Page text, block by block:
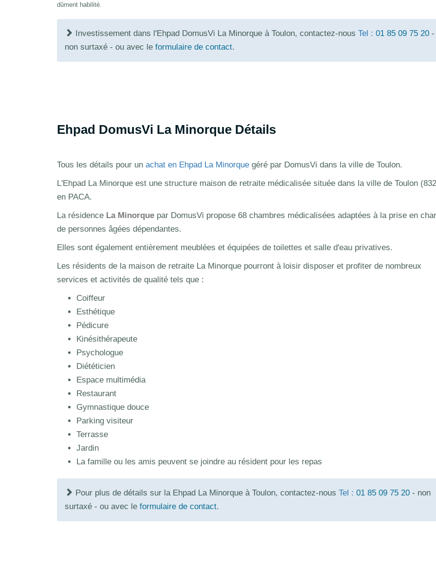
dûment habilité.
Investissement dans l'Ehpad DomusVi La Minorque à Toulon, contactez-nous Tel : 01 85 09 75 20 -
non surtaxé - ou avec le formulaire de contact.
Ehpad DomusVi La Minorque Détails
Tous les détails pour un achat en Ehpad La Minorque géré par DomusVi dans la ville de Toulon.
L'Ehpad La Minorque est une structure maison de retraite médicalisée située dans la ville de Toulon
en PACA.
La résidence La Minorque par DomusVi propose 68 chambres médicalisées adaptées à la prise en
de personnes âgées dépendantes.
Elles sont également entièrement meublées et équipées de toilettes et salle d'eau privatives.
Les résidents de la maison de retraite La Minorque pourront à loisir disposer et profiter de nombreux
services et activités de qualité tels que :
Coiffeur
Esthétique
Pédicure
Kinésithérapeute
Psychologue
Diététicien
Espace multimédia
Restaurant
Gymnastique douce
Parking visiteur
Terrasse
Jardin
La famille ou les amis peuvent se joindre au résident pour les repas
Pour plus de détails sur la Ehpad La Minorque à Toulon, contactez-nous Tel : 01 85 09 75 20 - non
surtaxé - ou avec le formulaire de contact.